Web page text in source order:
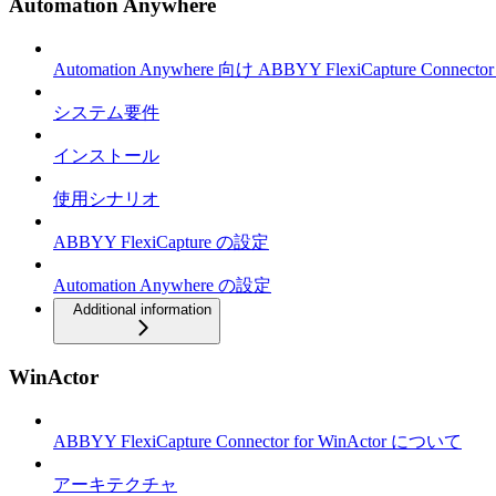
Automation Anywhere
Automation Anywhere 向け ABBYY FlexiCapture
システム要件
インストール
使用シナリオ
ABBYY FlexiCapture の設定
Automation Anywhere の設定
Additional information
WinActor
ABBYY FlexiCapture Connector for WinActor について
アーキテクチャ